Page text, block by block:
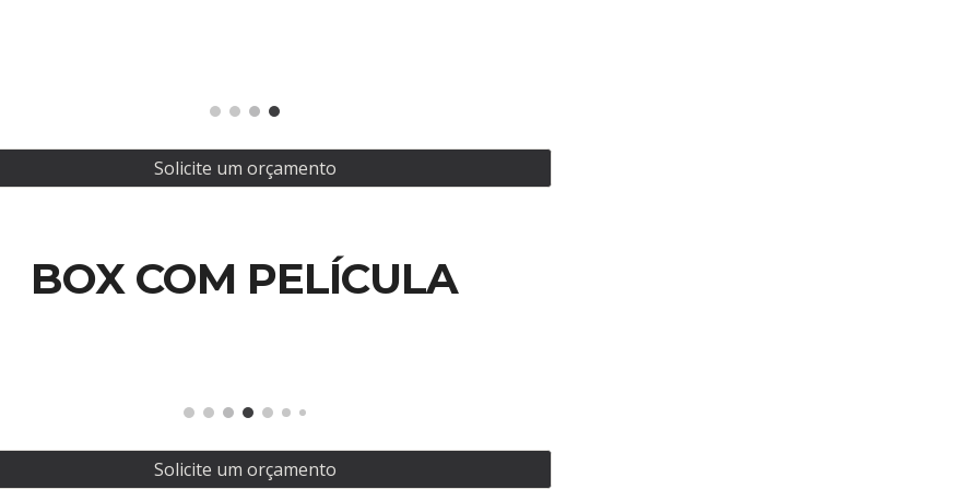
Solicite um orçamento
BOX COM PELÍCULA
Solicite um orçamento